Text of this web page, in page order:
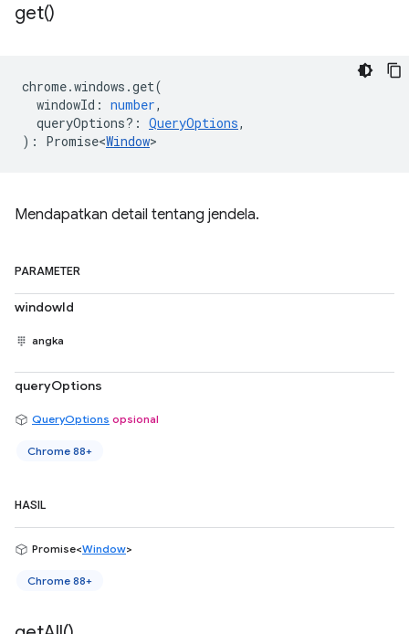
get()
chrome.windows .get(
windowId : number,
queryOptions? : QueryOptions,
) : Promise<Window>
Mendapatkan detail tentang jendela.
PARAMETER
windowId
angka
queryOptions
QueryOptions opsional
Chrome 88+
HASIL
Promise<Window>
Chrome 88+